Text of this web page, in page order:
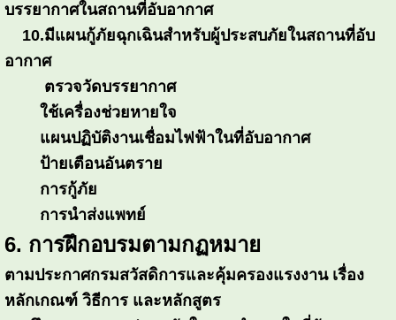
บรรยากาศในสถานที่อับอากาศ
10.มีแผนกู้ภัยฉุกเฉินสำหรับผู้ประสบภัยในสถานที่อับ
อากาศ
ตรวจวัดบรรยากาศ
ใช้เครื่องช่วยหายใจ
แผนปฏิบัติงานเชื่อมไฟฟ้าในที่อับอากาศ
ป้ายเตือนอันตราย
การกู้ภัย
การนำส่งแพทย์
6. การฝึกอบรมตามกฏหมาย
ตามประกาศกรมสวัสดิการและคุ้มครองแรงงาน เรื่อง
หลักเกณฑ์ วิธีการ และหลักสูตร